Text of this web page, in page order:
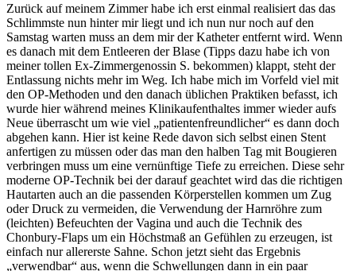
Zurück auf meinem Zimmer habe ich erst einmal realisiert das das
Schlimmste nun hinter mir liegt und ich nun nur noch auf den
Samstag warten muss an dem mir der Katheter entfernt wird. Wenn
es danach mit dem Entleeren der Blase (Tipps dazu habe ich von
meiner tollen Ex-Zimmergenossin S. bekommen) klappt, steht der
Entlassung nichts mehr im Weg. Ich habe mich im Vorfeld viel mit
den OP-Methoden und den danach üblichen Praktiken befasst, ich
wurde hier während meines Klinikaufenthaltes immer wieder aufs
Neue überrascht um wie viel „patientenfreundlicher“ es dann doch
abgehen kann. Hier ist keine Rede davon sich selbst einen Stent
anfertigen zu müssen oder das man den halben Tag mit Bougieren
verbringen muss um eine vernünftige Tiefe zu erreichen. Diese sehr
moderne OP-Technik bei der darauf geachtet wird das die richtigen
Hautarten auch an die passenden Körperstellen kommen um Zug
oder Druck zu vermeiden, die Verwendung der Harnröhre zum
(leichten) Befeuchten der Vagina und auch die Technik des
Chonbury-Flaps um ein Höchstmaß an Gefühlen zu erzeugen, ist
einfach nur allererste Sahne. Schon jetzt sieht das Ergebnis
„verwendbar“ aus, wenn die Schwellungen dann in ein paar